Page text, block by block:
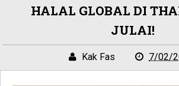
HALAL GLOBAL DI
JULAI!
Kak Fas 7/02/